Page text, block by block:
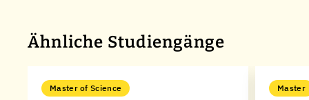
Ähnliche Studiengänge
Master of Science Master